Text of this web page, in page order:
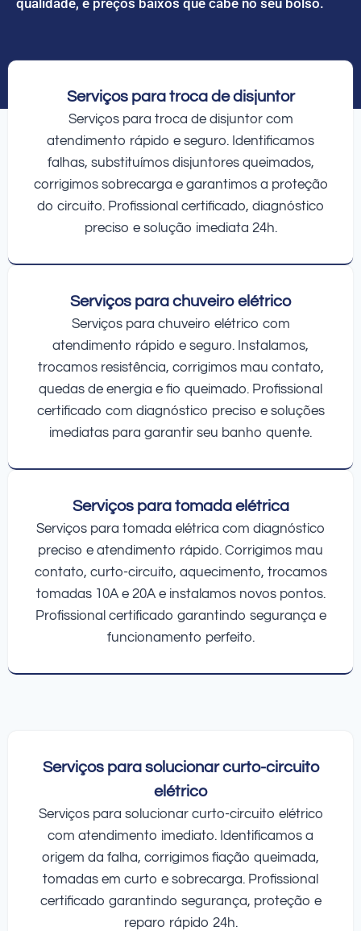
Serviços para troca de disjuntor
Serviços para troca de disjuntor com
atendimento rápido e seguro. Identificamos
falhas, substituímos disjuntores queimados,
corrigimos sobrecarga e garantimos a proteção
do circuito. Profissional certificado, diagnóstico
preciso e solução imediata 24h.
Serviços para chuveiro elétrico
Serviços para chuveiro elétrico com
atendimento rápido e seguro. Instalamos,
trocamos resistência, corrigimos mau contato,
quedas de energia e fio queimado. Profissional
certificado com diagnóstico preciso e soluções
imediatas para garantir seu banho quente.
Serviços para tomada elétrica
Serviços para tomada elétrica com diagnóstico
preciso e atendimento rápido. Corrigimos mau
contato, curto-circuito, aquecimento, trocamos
tomadas 10A e 20A e instalamos novos pontos.
Profissional certificado garantindo segurança e
funcionamento perfeito.
Serviços para solucionar curto-circuito
elétrico
Serviços para solucionar curto-circuito elétrico
com atendimento imediato. Identificamos a
origem da falha, corrigimos fiação queimada,
tomadas em curto e sobrecarga. Profissional
certificado garantindo segurança, proteção e
reparo rápido 24h.